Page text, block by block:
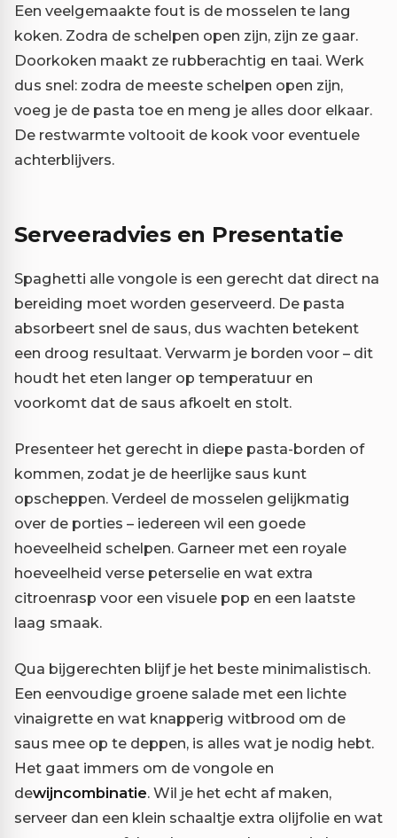
Een veelgemaakte fout is de mosselen te lang
koken. Zodra de schelpen open zijn, zijn ze gaar.
Doorkoken maakt ze rubberachtig en taai. Werk
dus snel: zodra de meeste schelpen open zijn,
voeg je de pasta toe en meng je alles door elkaar.
De restwarmte voltooit de kook voor eventuele
achterblijvers.
Serveeradvies en Presentatie
Spaghetti alle vongole is een gerecht dat direct na
bereiding moet worden geserveerd. De pasta
absorbeert snel de saus, dus wachten betekent
een droog resultaat. Verwarm je borden voor – dit
houdt het eten langer op temperatuur en
voorkomt dat de saus afkoelt en stolt.
Presenteer het gerecht in diepe pasta-borden of
kommen, zodat je de heerlijke saus kunt
opscheppen. Verdeel de mosselen gelijkmatig
over de porties – iedereen wil een goede
hoeveelheid schelpen. Garneer met een royale
hoeveelheid verse peterselie en wat extra
citroenrasp voor een visuele pop en een laatste
laag smaak.
Qua bijgerechten blijf je het beste minimalistisch.
Een eenvoudige groene salade met een lichte
vinaigrette en wat knapperig witbrood om de
saus mee op te deppen, is alles wat je nodig hebt.
Het gaat immers om de vongole en
dewijncombinatie. Wil je het echt af maken,
serveer dan een klein schaaltje extra olijfolie en wat